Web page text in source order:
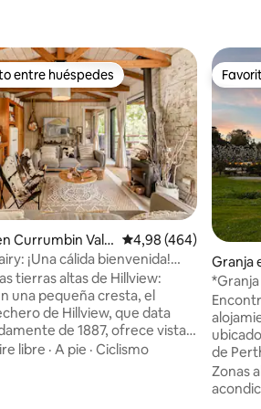
los huéspedes más destacados
entre huéspedes
Currumbin Valle Calificación
4,98 (464)
¡Una cálida bienvenida!
granja Highland
tierras altas de Hillview:
una pequeña cresta, el
de Hillview, que data
de 1887, ofrece vistas
escarpa del monte
libre · A pie · Ciclismo
Granja
de
flores
Zonas